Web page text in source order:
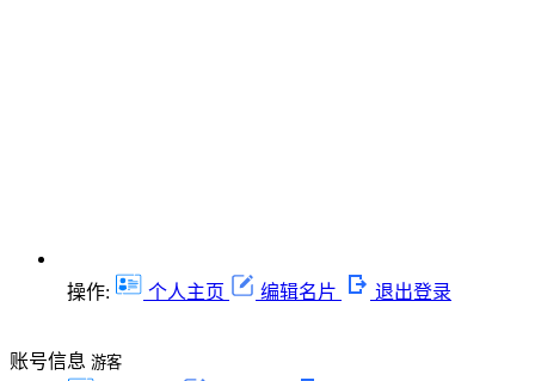
操作: 个人主页 编辑名片 退出登录
账号信息 游客